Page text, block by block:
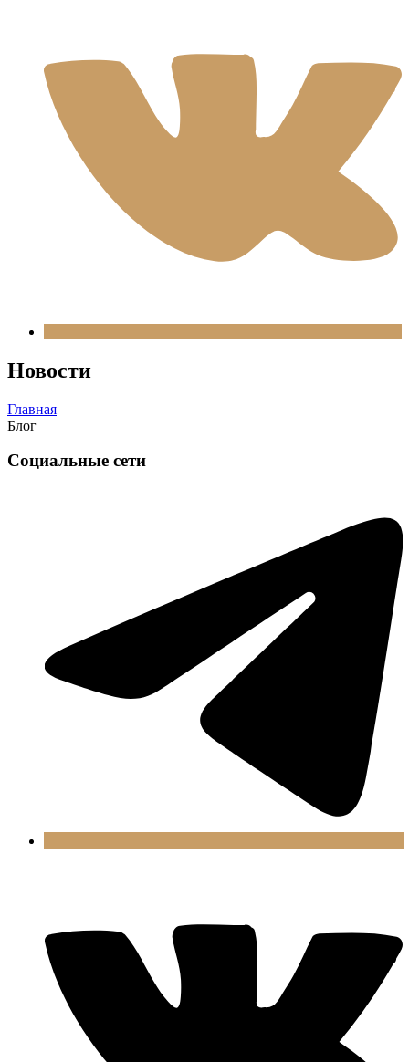
Новости
Главная
Блог
Социальные сети